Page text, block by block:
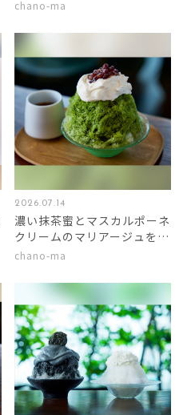
chano-ma
2026.07.14
濃い抹茶蜜とマスカルポーネ
クリームのマリアージュをど
うぞ。
chano-ma